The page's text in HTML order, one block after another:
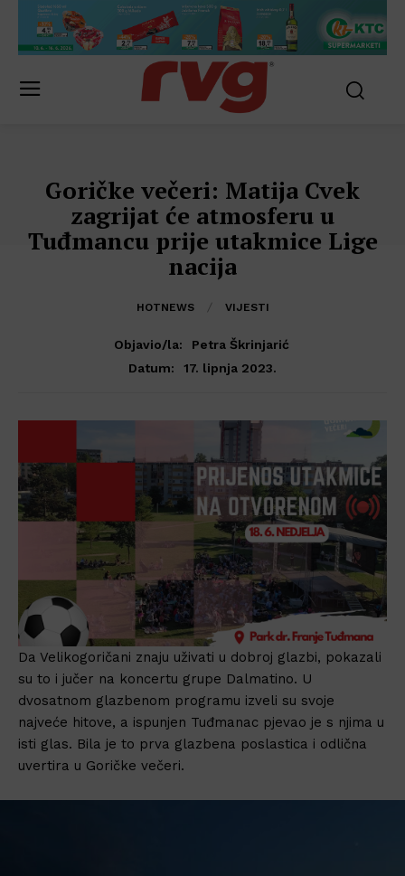
Goričke večeri: Matija Cvek
zagrijat će atmosferu u
Tuđmancu prije utakmice Lige
nacija
HOTNEWS VIJESTI
Objavio/la:
Petra Škrinjarić
Datum:
17. lipnja 2023.
Da Velikogoričani znaju uživati u dobroj glazbi, pokazali
su to i jučer na koncertu grupe Dalmatino. U
dvosatnom glazbenom programu izveli su svoje
najveće hitove, a ispunjen Tuđmanac pjevao je s njima u
isti glas. Bila je to prva glazbena poslastica i odlična
uvertira u Goričke večeri.